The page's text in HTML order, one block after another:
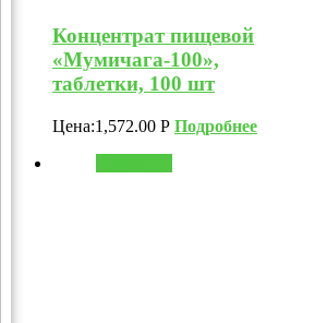
Концентрат пищевой
«Мумичага-100»,
таблетки, 100 шт
Цена:1,572.00 Р Подробнее